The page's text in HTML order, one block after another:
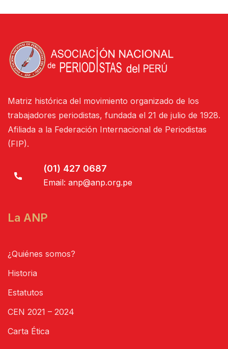
Matriz histórica del movimiento organizado de los
trabajadores periodistas, fundada el 21 de julio de 1928.
Afiliada a la Federación Internacional de Periodistas
(FIP).
(01) 427 0687
Email: anp@anp.org.pe
La ANP
¿Quiénes somos?
Historia
Estatutos
CEN 2021 – 2024
Carta Ética